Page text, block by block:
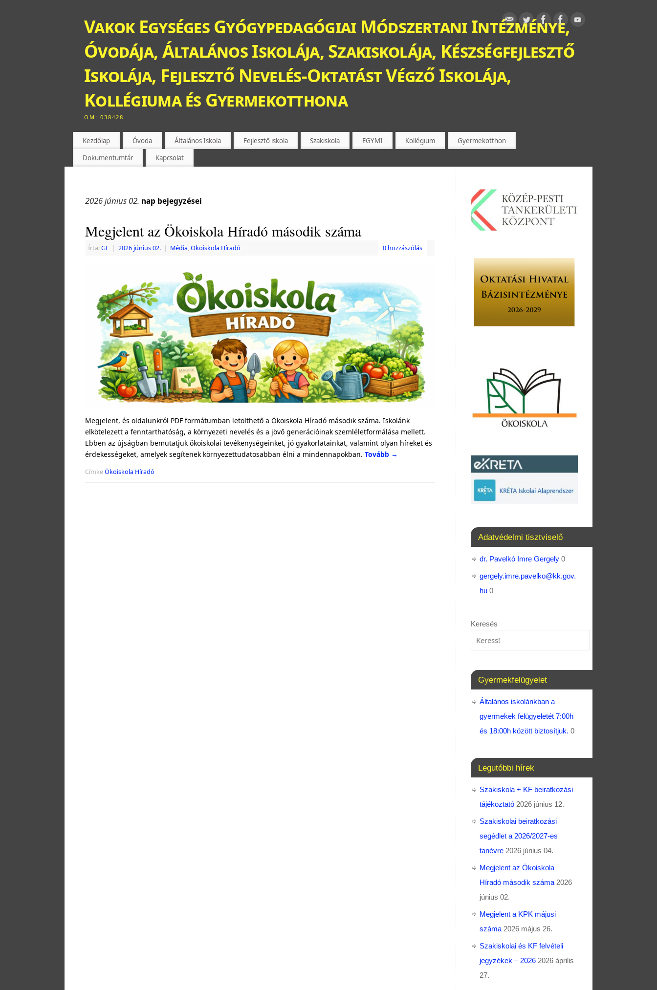
Vakok Egységes Gyógypedagógiai Módszertani Intézménye,
Óvodája, Általános Iskolája, Szakiskolája, Készségfejlesztő
Iskolája, Fejlesztő Nevelés-Oktatást Végző Iskolája,
Kollégiuma és Gyermekotthona
OM: 038428
Kezdőlap Óvoda Általános Iskola Fejlesztő iskola Szakiskola EGYMI Kollégium
Gyermekotthon
Dokumentumtár
Kapcsolat
2026 június 02. nap bejegyzései
Megjelent az Ökoiskola Híradó második száma
Írta:GF | 2026 június 02. | Média, Ökoiskola Híradó 0 hozzászólás
Megjelent, és oldalunkról PDF formátumban letölthető a Ökoiskola Híradó második száma. Iskolánk
elkötelezett a fenntarthatóság, a környezeti nevelés és a jövő generációinak szemléletformálása mellett.
Ebben az újságban bemutatjuk ökoiskolai tevékenységeinket, jó gyakorlatainkat, valamint olyan híreket és
érdekességeket, amelyek segítenek környezettudatosabban élni a mindennapokban. Tovább →
CímkeÖkoiskola Híradó
Adatvédelmi tisztviselő
dr. Pavelkó Imre Gergely 0
gergely.imre.pavelko@kk.gov.
hu 0
Keresés
Gyermekfelügyelet
Általános iskolánkban a
gyermekek felügyeletét 7:00h
és 18:00h között biztosítjuk. 0
Legutóbbi hírek
Szakiskola + KF beiratkozási
tájékoztató 2026 június 12.
Szakiskolai beiratkozási
segédlet a 2026/2027-es
tanévre 2026 június 04.
Megjelent az Ökoiskola
Híradó második száma 2026
június 02.
Megjelent a KPK májusi
száma 2026 május 26.
Szakiskolai és KF felvételi
jegyzékek – 2026 2026 április
27.